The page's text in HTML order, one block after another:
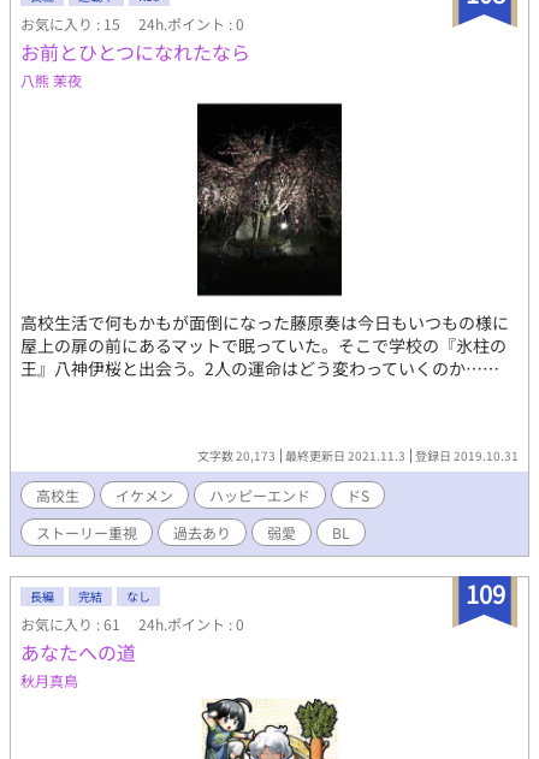
お気に入り : 15 24h.ポイント : 0
お前とひとつになれたなら
八熊 茉夜
高校生活で何もかもが面倒になった藤原奏は今日もいつもの様に
屋上の扉の前にあるマットで眠っていた。そこで学校の『氷柱の
王』八神伊桜と出会う。2人の運命はどう変わっていくのか……
文字数 20,173 最終更新日 2021.11.3 登録日 2019.10.31
高校生 イケメン ハッピーエンド
ドS
ストーリー重視
過去あり 弱愛 BL
109
長編 完結 なし
お気に入り : 61 24h.ポイント : 0
あなたへの道
秋月真鳥